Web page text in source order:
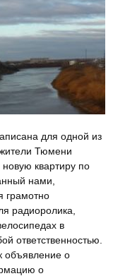
для одной из
Тюмени
квартиру по
нами,
грамотно
радиоролика,
в
ответственностью.
объявление о
о